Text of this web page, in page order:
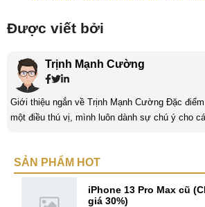
Được viết bởi
Trịnh Mạnh Cường
Giới thiệu ngắn về Trịnh Mạnh Cường Đặc điểm nổi bật Công nghệ là
một điều thú vị, mình luôn dành sự chú ý cho
hiểu biết mới mẻ và thú vị. Tinh thần tự giác và
SẢN PHẨM HOT
iPhone 13 Pro Max cũ
giá 30%)